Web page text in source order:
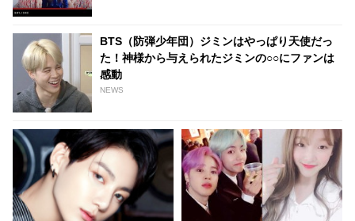
BTS（防弾少年団）ジミンはやっぱり天使だっ
た！神様から与えられたジミンの○○にファンは
感動
NEWS